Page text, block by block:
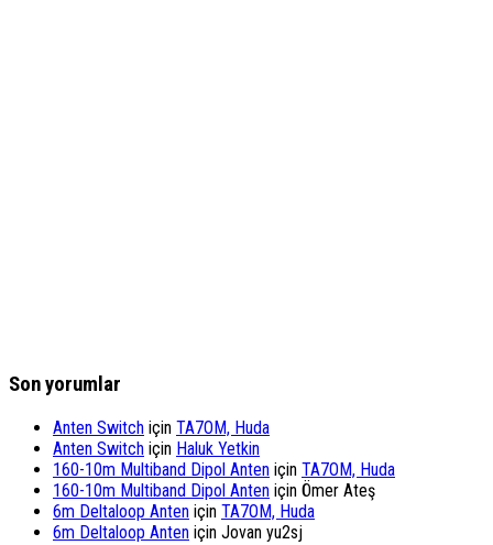
Son yorumlar
Anten Switch için TA7OM, Huda
Anten Switch için Haluk Yetkin
160-10m Multiband Dipol Anten için TA7OM, Huda
160-10m Multiband Dipol Anten için Ömer Ateş
6m Deltaloop Anten için TA7OM, Huda
6m Deltaloop Anten için Jovan yu2sj